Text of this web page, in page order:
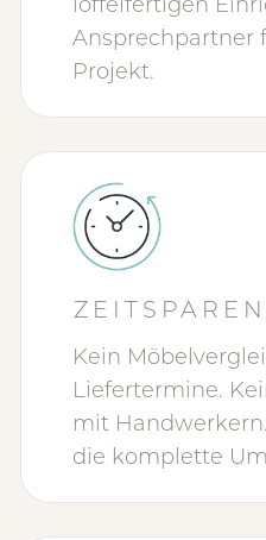
Ansprechpartner
Projekt.
Kein
Liefertermine.
mit
die komplette